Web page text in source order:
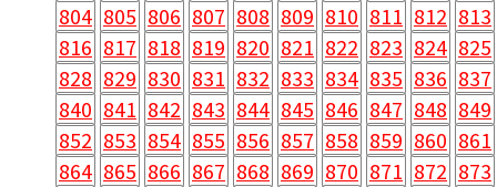
804 805 806 807 808 809 810 811 812 813
816 817 818 819 820 821 822 823 824 825
828 829 830 831 832 833 834 835 836 837
840 841 842 843 844 845 846 847 848 849
852 853 854 855 856 857 858 859 860 861
864 865 866 867 868 869 870 871 872 873